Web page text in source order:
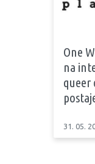
One
na
queer
31. 05.